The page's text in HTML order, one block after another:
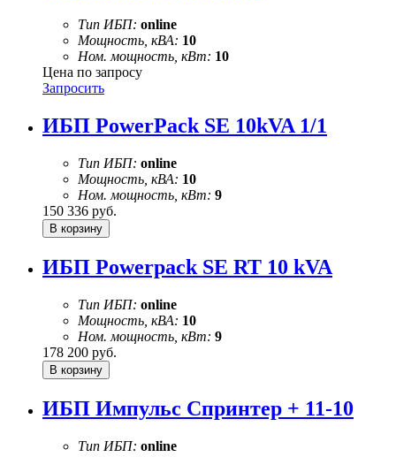
Тип ИБП: online
Мощность, кВА: 10
Ном. мощность, кВт: 10
Цена по запросу
Запросить
ИБП PowerPack SE 10kVA 1/1
Тип ИБП: online
Мощность, кВА: 10
Ном. мощность, кВт: 9
150 336 руб.
ИБП Powerpack SE RT 10 kVA
Тип ИБП: online
Мощность, кВА: 10
Ном. мощность, кВт: 9
178 200 руб.
ИБП Импульс Спринтер + 11-10
Тип ИБП: online